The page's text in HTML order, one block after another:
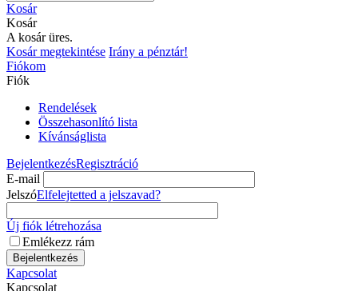
Kosár
Kosár
A kosár üres.
Kosár megtekintése Irány a pénztár!
Fiókom
Fiók
Rendelések
Összehasonlító lista
Kívánságlista
BejelentkezésRegisztráció
E-mail
JelszóElfelejtetted a jelszavad?
Új fiók létrehozása
Emlékezz rám
Bejelentkezés
Kapcsolat
Kapcsolat